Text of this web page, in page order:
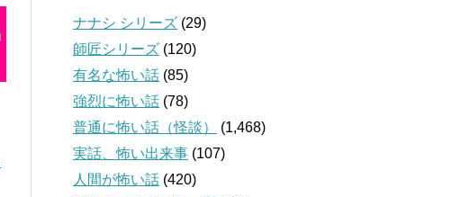
ナナシ シリーズ (29)
師匠シリーズ (120)
有名な怖い話 (85)
強烈に怖い話 (78)
普通に怖い話（怪談）
(1,468)
実話、怖い出来事 (107)
人間が怖い話 (420)